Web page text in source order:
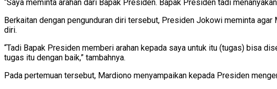
“Saya meminta arahan dari Bapak Presiden. Bapak Presiden tadi
Berkaitan dengan pengunduran diri tersebut, Presiden Jokowi meminta
diri.
“Tadi Bapak Presiden memberi arahan kepada saya untuk itu (tugas) bisa
tugas itu dengan baik,” tambahnya.
Pada pertemuan tersebut, Mardiono menyampaikan kepada Presiden